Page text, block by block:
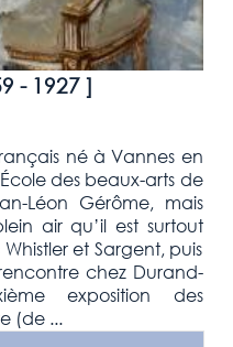
- 1927]
né à Vannes en
des beaux-arts de
Léon Gérôme, mais
air qu’il est surtout
et Sargent, puis
chez Durand-
exposition des
(de ...